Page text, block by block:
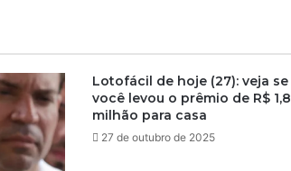
Lotofácil de hoje (27): veja se
você levou o prêmio de R$ 1,8
milhão para casa
27 de outubro de 2025